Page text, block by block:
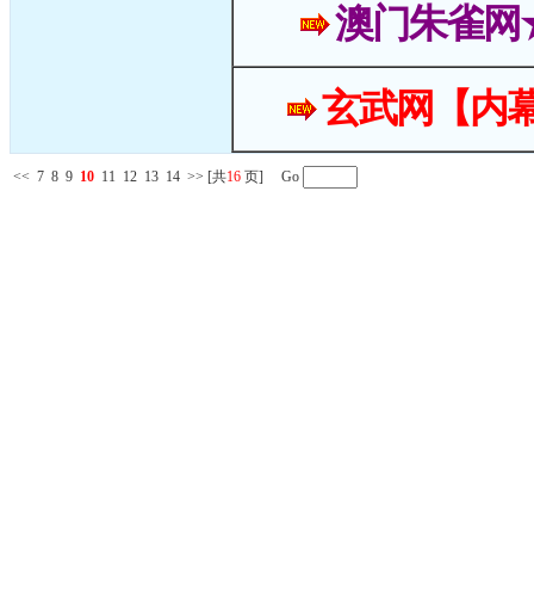
澳门朱雀
玄武网【内
<< 7 8 9 10 11 12 13 14 >> [共16 页] Go